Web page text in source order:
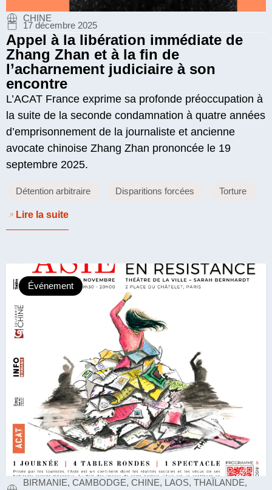
CHINE
17 décembre 2025
Appel à la libération immédiate de
Zhang Zhan et à la fin de
l’acharnement judiciaire à son
encontre
L’ACAT France exprime sa profonde préoccupation à
la suite de la seconde condamnation à quatre années
d’emprisonnement de la journaliste et ancienne
avocate chinoise Zhang Zhan prononcée le 19
septembre 2025.
Détention arbitraire Disparitions forcées Torture
Lire la suite
Événement
BIRMANIE, CAMBODGE, CHINE, LAOS, THAÏLANDE,